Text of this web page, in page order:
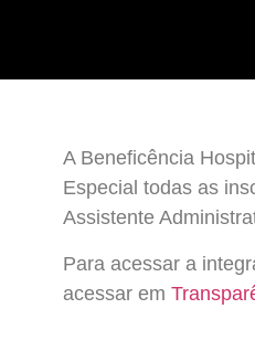
A Beneficência
Especial todas as
Assistente
Para acessar a
acessar em